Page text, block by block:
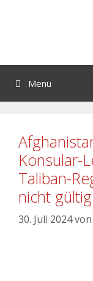
Menü
Konsular-
Taliban-
nicht gültig
30. Juli 2024von